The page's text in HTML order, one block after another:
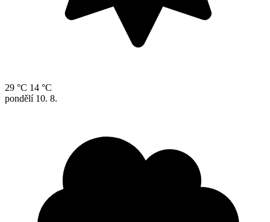
29 °C 14 °C
pondělí 10. 8.